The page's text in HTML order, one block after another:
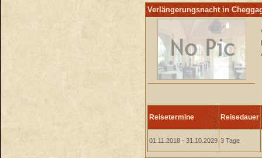
Verlängerungsnacht in
Reisetermine Reisedauer
01.11.2018 - 31.10.2029 3 Tage